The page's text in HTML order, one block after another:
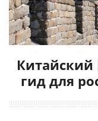
Китайский
гид для